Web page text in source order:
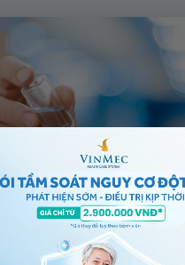
an toàn cho trẻ sơ
thuốc gây mê có ảnh
bé không?